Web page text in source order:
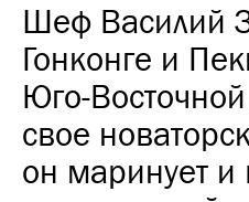
Шеф Василий
Гонконге и
Юго-
свое
он маринует и